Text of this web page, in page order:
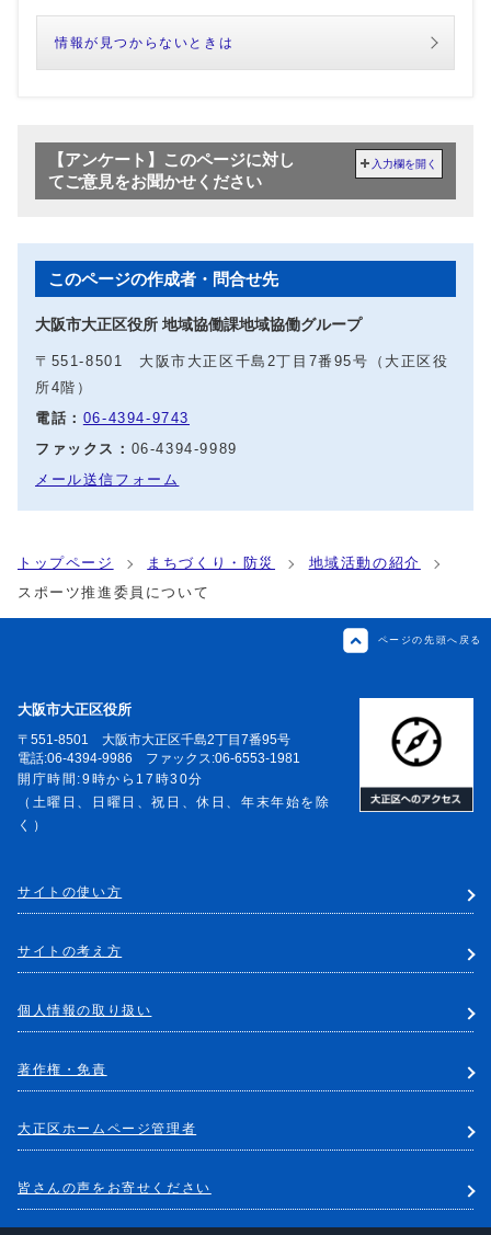
情報が見つからないときは
【アンケート】このページに対し
てご意見をお聞かせください
入力欄を開く
このページの作成者・問合せ先
大阪市大正区役所 地域協働課地域協働グループ
〒551-8501 大阪市大正区千島2丁目7番95号（大正区役
所4階）
電話： 06-4394-9743
ファックス： 06-4394-9989
メール送信フォーム
トップページ まちづくり・防災
地域活動の紹介
スポーツ推進委員について
ページの先頭へ戻る
大阪市大正区役所
〒551-8501 大阪市大正区千島2丁目7番95号
電話:06-4394-9986 ファックス:06-6553-1981
開庁時間:9時から17時30分
（土曜日、日曜日、祝日、休日、年末年始を除
く）
サイトの使い方
サイトの考え方
個人情報の取り扱い
著作権・免責
大正区ホームページ管理者
皆さんの声をお寄せください